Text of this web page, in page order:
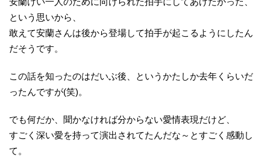
という思いから、
敢えて安蘭さんは後から登場して拍手が起こるようにしたん
だそうです。
この話を知ったのはだいぶ後、というかたしか去年くらいだ
ったんですが(笑)。
でも何だか、聞かなければ分からない愛情表現だけど、
すごく深い愛を持って演出されてたんだな～とすごく感動し
て。